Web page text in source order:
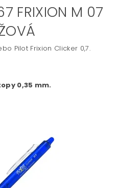
FRIXION M 07
Pilot Frixion Clicker 0,7.
0,35 mm.